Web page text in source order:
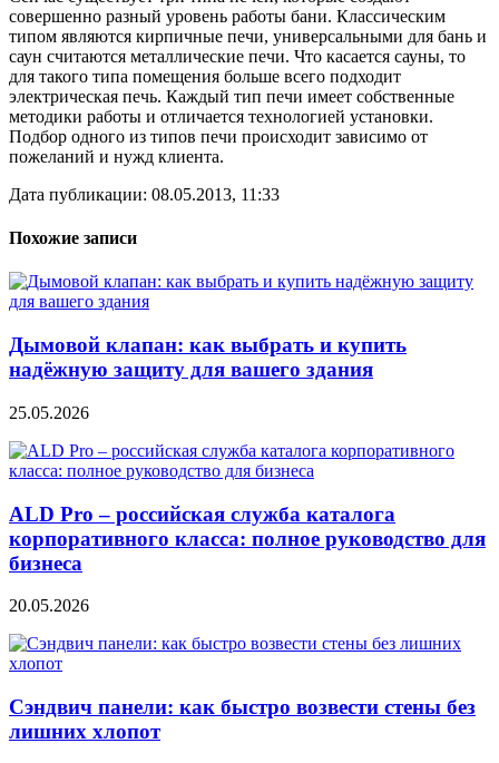
совершенно разный уровень работы бани. Классическим
типом являются кирпичные печи, универсальными для бань и
саун считаются металлические печи. Что касается сауны, то
для такого типа помещения больше всего подходит
электрическая печь. Каждый тип печи имеет собственные
методики работы и отличается технологией установки.
Подбор одного из типов печи происходит зависимо от
пожеланий и нужд клиента.
Дата публикации: 08.05.2013, 11:33
Похожие записи
Дымовой клапан: как выбрать и купить
надёжную защиту для вашего здания
25.05.2026
ALD Pro – российская служба каталога
корпоративного класса: полное руководство для
бизнеса
20.05.2026
Сэндвич панели: как быстро возвести стены без
лишних хлопот